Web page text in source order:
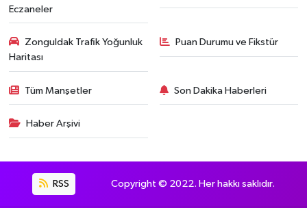
Eczaneler
Zonguldak Trafik Yoğunluk
Haritası
Puan Durumu ve Fikstür
Tüm Manşetler Son Dakika Haberleri
Haber Arşivi
RSS Copyright © 2022. Her hakkı saklıdır.